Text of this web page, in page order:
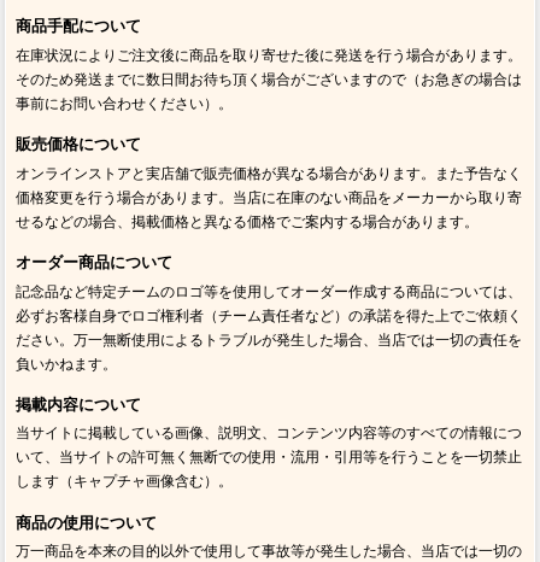
商品手配について
在庫状況によりご注文後に商品を取り寄せた後に発送を行う場合があります。
そのため発送までに数日間お待ち頂く場合がございますので（お急ぎの場合は
事前にお問い合わせください）。
販売価格について
オンラインストアと実店舗で販売価格が異なる場合があります。また予告なく
価格変更を行う場合があります。当店に在庫のない商品をメーカーから取り寄
せるなどの場合、掲載価格と異なる価格でご案内する場合があります。
オーダー商品について
記念品など特定チームのロゴ等を使用してオーダー作成する商品については、
必ずお客様自身でロゴ権利者（チーム責任者など）の承諾を得た上でご依頼く
ださい。万一無断使用によるトラブルが発生した場合、当店では一切の責任を
負いかねます。
掲載内容について
当サイトに掲載している画像、説明文、コンテンツ内容等のすべての情報につ
いて、当サイトの許可無く無断での使用・流用・引用等を行うことを一切禁止
します（キャプチャ画像含む）。
商品の使用について
万一商品を本来の目的以外で使用して事故等が発生した場合、当店では一切の